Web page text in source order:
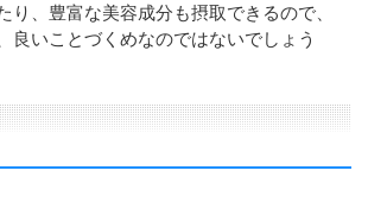
り、豊富な美容成分も摂取できるので、
良いことづくめなのではないでしょう